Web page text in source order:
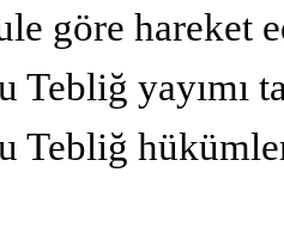
göre hareket
Tebliğ yayımı
Tebliğ